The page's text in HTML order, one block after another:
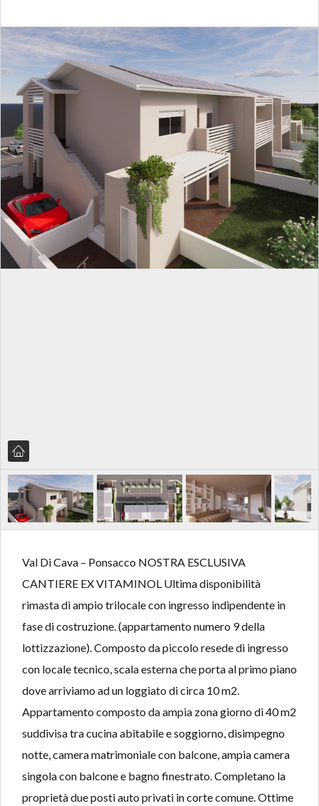
Val Di Cava – Ponsacco NOSTRA ESCLUSIVA
CANTIERE EX VITAMINOL Ultima disponibilità
rimasta di ampio trilocale con ingresso indipendente in
fase di costruzione. (appartamento numero 9 della
lottizzazione). Composto da piccolo resede di ingresso
con locale tecnico, scala esterna che porta al primo piano
dove arriviamo ad un loggiato di circa 10 m2.
Appartamento composto da ampia zona giorno di 40 m2
suddivisa tra cucina abitabile e soggiorno, disimpegno
notte, camera matrimoniale con balcone, ampia camera
singola con balcone e bagno finestrato. Completano la
proprietà due posti auto privati in corte comune. Ottime